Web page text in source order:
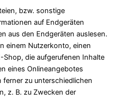
bzw. sonstige
auf Endgeräten
aus den Endgeräten auslesen.
einem Nutzerkonto, einen
Shop, die aufgerufenen Inhalte
eines Onlineangebotes
zu unterschiedlichen
z. B. zu Zwecken der